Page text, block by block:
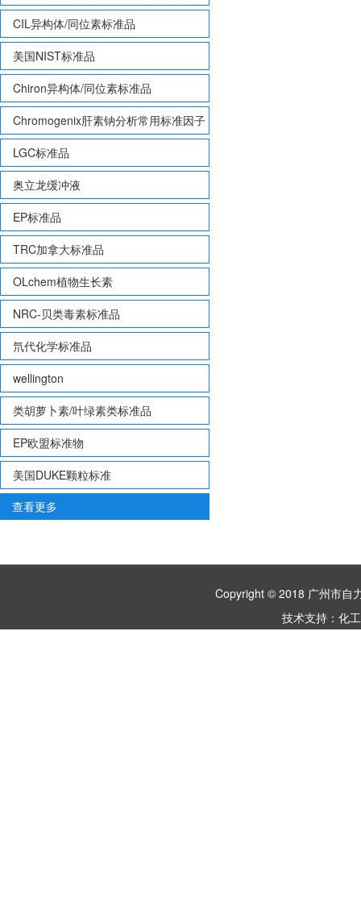
CIL异构体/同位素标准品
美国NIST标准品
Chiron异构体/同位素标准品
Chromogenix肝素钠分析常用标准因子
LGC标准品
奥立龙缓冲液
EP标准品
TRC加拿大标准品
OLchem植物生长素
NRC-贝类毒素标准品
氘代化学标准品
wellington
类胡萝卜素/叶绿素类标准品
EP欧盟标准物
美国DUKE颗粒标准
查看更多
Copyright © 2018 广州市
技术支持： 化